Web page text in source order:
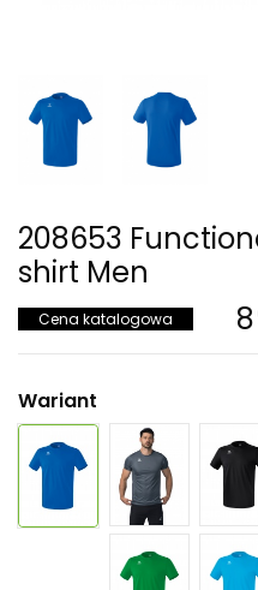
208653
shirt Men
Cena katalogowa
Wariant